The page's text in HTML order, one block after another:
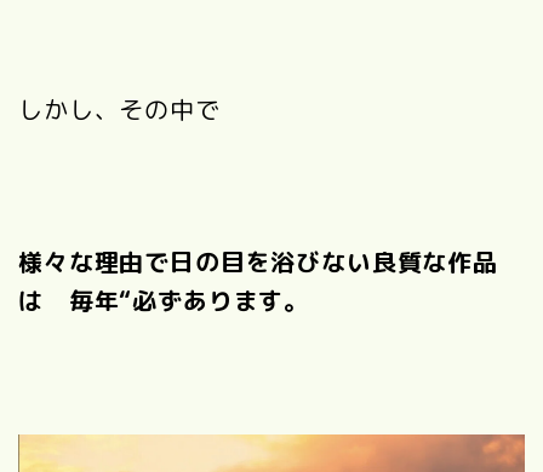
しかし、その中で
様々な理由で日の目を浴びない良質な作品
は 毎年“必ずあります。